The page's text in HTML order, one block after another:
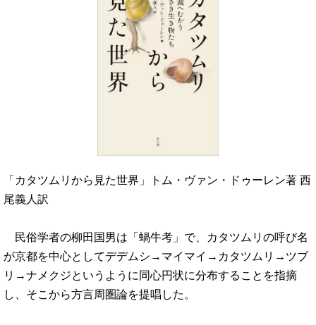
「カタツムリから見た世界」トム・ヴァン・ドゥーレン著 西
尾義人訳
民俗学者の柳田国男は「蝸牛考」で、カタツムリの呼び名
が京都を中心としてデデムシ→マイマイ→カタツムリ→ツブ
リ→ナメクジというように同心円状に分布することを指摘
し、そこから方言周圏論を提唱した。